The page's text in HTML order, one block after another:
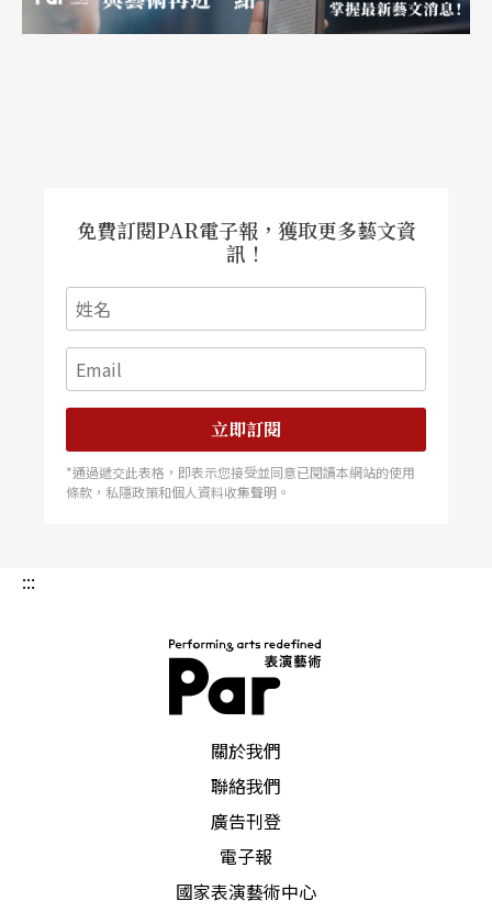
段都是很單調的樂器，因為這種獨腳戲的劇也不能
：排練到目前為止，你從他導演風格上得到的啟
我認為是他對劇場的精準和敏銳度，還有看到他
導戲的樣子，他是很有赤子之心的。他也是一個很
會磨戲的導演，印象最深的是前十分鐘的戲，我們
磨得最久，磨了好幾天，那時候我剛拿到劇本就要
上場排練，實在覺得很吃力，後來就有提詞才稍微
一個傳統戲曲的演員來說，不僅挑戰難度都很高，
而且跨界的幅度都很大，妳如何將這些難題化為成
免費訂閱PAR電子報，獲取更多藝文資
訊！
立即訂閱
*通過遞交此表格，即表示您接受並同意已閱讀本網站的使用
條款，私隱政策和個人資料收集聲明。
:::
關於我們
聯絡我們
廣告刊登
電子報
國家表演藝術中心